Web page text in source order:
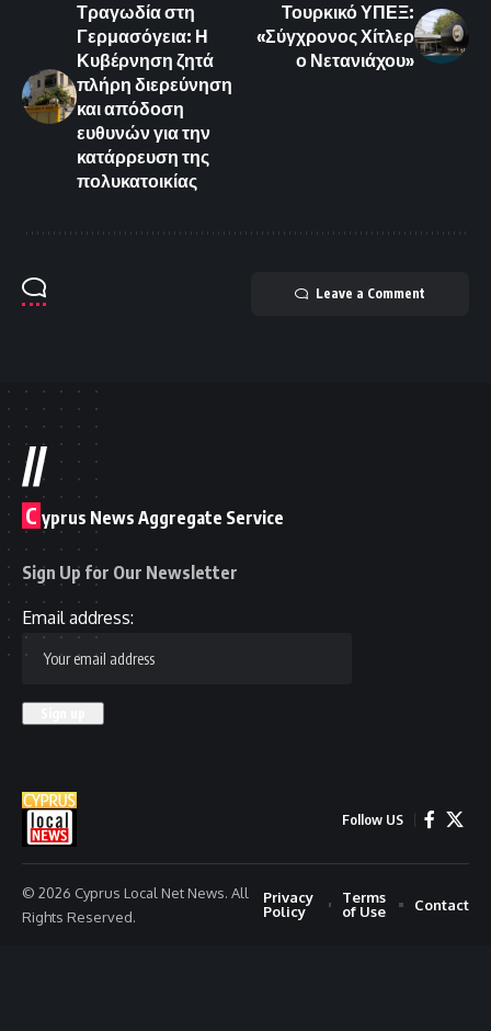
Τραγωδία στη
Γερμασόγεια: Η
Κυβέρνηση ζητά
πλήρη διερεύνηση
και απόδοση
ευθυνών για την
κατάρρευση της
πολυκατοικίας
Τουρκικό ΥΠΕΞ:
«Σύγχρονος Χίτλερ
ο Νετανιάχου»
Leave a Comment
//
C yprus News Aggregate Service
Sign Up for Our Newsletter
Email address:
Follow US
© 2026 Cyprus Local Net News. All
Rights Reserved.
Privacy
Policy
Terms
of Use
Contact